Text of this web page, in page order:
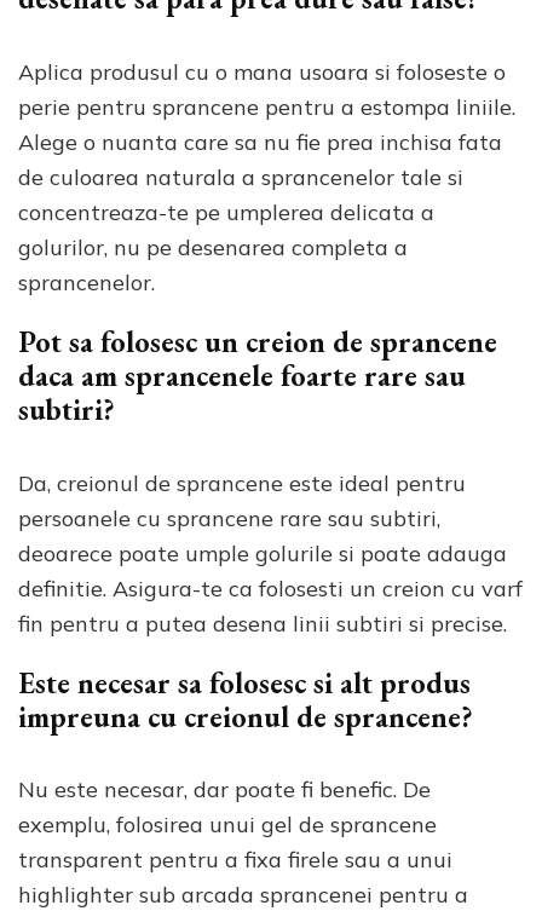
Aplica produsul cu o mana usoara si foloseste o
perie pentru sprancene pentru a estompa liniile.
Alege o nuanta care sa nu fie prea inchisa fata
de culoarea naturala a sprancenelor tale si
concentreaza-te pe umplerea delicata a
golurilor, nu pe desenarea completa a
sprancenelor.
Pot sa folosesc un creion de sprancene
daca am sprancenele foarte rare sau
subtiri?
Da, creionul de sprancene este ideal pentru
persoanele cu sprancene rare sau subtiri,
deoarece poate umple golurile si poate adauga
definitie. Asigura-te ca folosesti un creion cu varf
fin pentru a putea desena linii subtiri si precise.
Este necesar sa folosesc si alt produs
impreuna cu creionul de sprancene?
Nu este necesar, dar poate fi benefic. De
exemplu, folosirea unui gel de sprancene
transparent pentru a fixa firele sau a unui
highlighter sub arcada sprancenei pentru a